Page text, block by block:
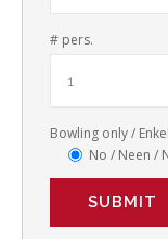
# pers.
Bowling only /
No / Neen /